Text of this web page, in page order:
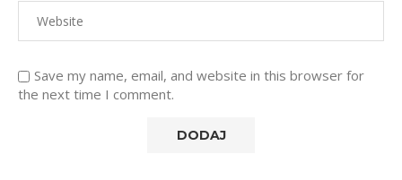
Save my name, email, and website in this browser for
the next time I comment.